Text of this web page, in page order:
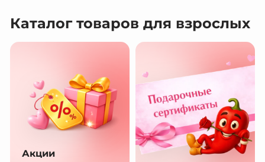
Каталог товаров для взрослых
Акции